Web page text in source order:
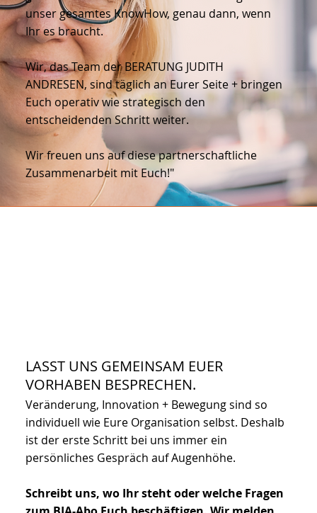
unser gesamtes KnowHow, genau dann, wenn
Ihr es braucht.
Wir, das Team der BERATUNG JUDITH
ANDRESEN, sind täglich an Eurer Seite + bringen
Euch operativ wie strategisch den
entscheidenden Schritt weiter.
Wir freuen uns auf diese partnerschaftliche
Zusammenarbeit mit Euch!"
LASST UNS GEMEINSAM EUER
VORHABEN BESPRECHEN.
Veränderung, Innovation + Bewegung sind so
individuell wie Eure Organisation selbst. Deshalb
ist der erste Schritt bei uns immer ein
persönliches Gespräch auf Augenhöhe.
Schreibt uns, wo Ihr steht oder welche Fragen